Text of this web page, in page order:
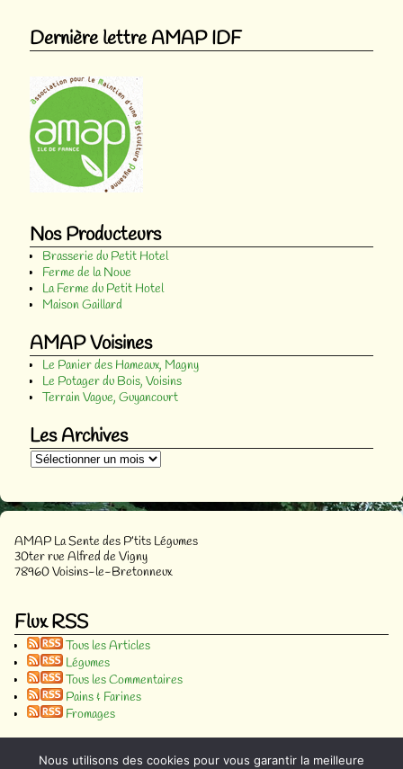
Dernière lettre AMAP IDF
Nos Producteurs
Brasserie du Petit Hotel
Ferme de la Noue
La Ferme du Petit Hotel
Maison Gaillard
AMAP Voisines
Le Panier des Hameaux, Magny
Le Potager du Bois, Voisins
Terrain Vague, Guyancourt
Les Archives
AMAP La Sente des P’tits Légumes
30ter rue Alfred de Vigny
78960 Voisins-le-Bretonneux
Flux RSS
Tous les Articles
Légumes
Tous les Commentaires
Pains & Farines
Fromages
Nombre d'abonnés
Nous utilisons des cookies pour vous garantir la meilleure